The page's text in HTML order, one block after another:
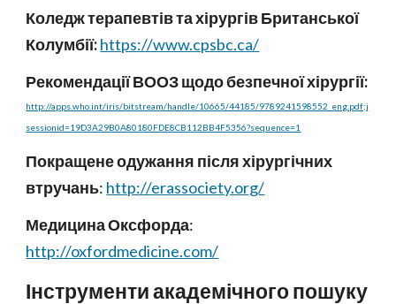
Коледж терапевтів та хірургів Британської
Колумбії:https://www.cpsbc.ca/
Рекомендації ВООЗ щодо безпечної хірургії:
http://apps.who.int/iris/bitstream/handle/10665/44185/9789241598552_eng.pdf;j
sessionid=19D3A29B0A80180FDE8CB112BB4F5356?sequence=1
Покращене одужання після хірургічних
втручань: http://erassociety.org/
Медицина Оксфорда:
http://oxfordmedicine.com/
Інструменти академічного пошуку